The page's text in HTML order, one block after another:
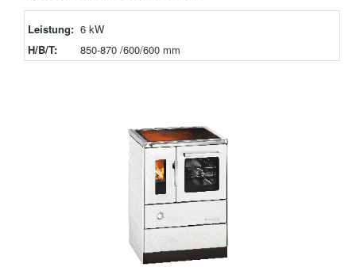
Leistung: 6 kW
H/B/T:
850-870 /600/600 mm